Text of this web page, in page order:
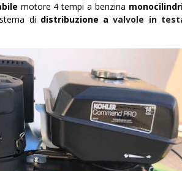
motore 4 tempi a benzina
di distribuzione a valvole in